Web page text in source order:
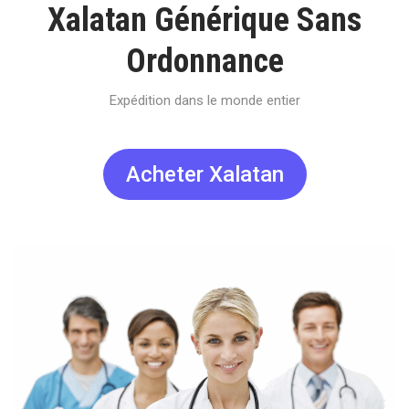
Xalatan Générique Sans
Ordonnance
Expédition dans le monde entier
Acheter Xalatan